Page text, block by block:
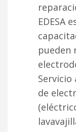
EDESA
pueden
Servicio
de